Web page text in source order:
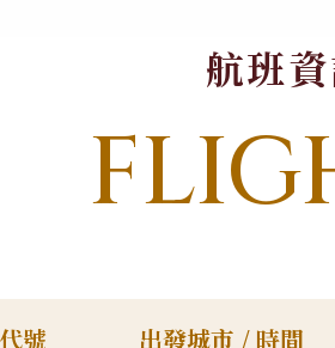
九州．福岡．熊本
航班
號 出發城市 / 時間